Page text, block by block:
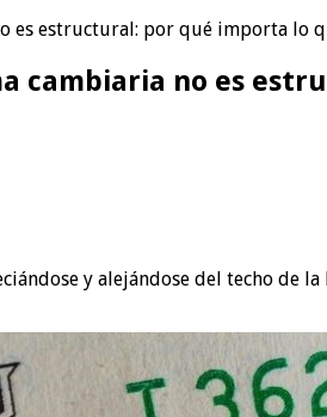
es estructural: por qué importa lo
cambiaria no es
y alejándose del techo de